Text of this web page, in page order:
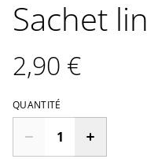
Sachet lin
2,90 €
QUANTITÉ